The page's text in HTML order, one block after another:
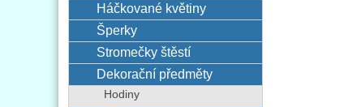
Háčkované květiny
Šperky
Stromečky štěstí
Dekorační předměty
Hodiny